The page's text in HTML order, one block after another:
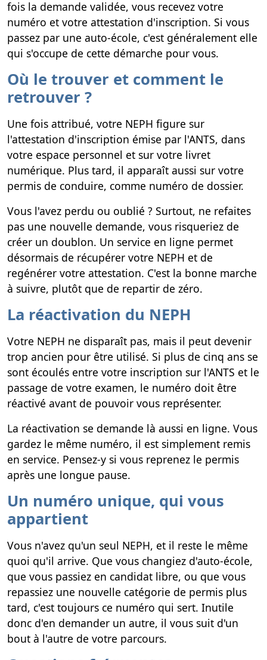
fois la demande validée, vous recevez votre
numéro et votre attestation d'inscription. Si vous
passez par une auto-école, c'est généralement elle
qui s'occupe de cette démarche pour vous.
Où le trouver et comment le
retrouver ?
Une fois attribué, votre NEPH figure sur
l'attestation d'inscription émise par l'ANTS, dans
votre espace personnel et sur votre livret
numérique. Plus tard, il apparaît aussi sur votre
permis de conduire, comme numéro de dossier.
Vous l'avez perdu ou oublié ? Surtout, ne refaites
pas une nouvelle demande, vous risqueriez de
créer un doublon. Un service en ligne permet
désormais de récupérer votre NEPH et de
regénérer votre attestation. C'est la bonne marche
à suivre, plutôt que de repartir de zéro.
La réactivation du NEPH
Votre NEPH ne disparaît pas, mais il peut devenir
trop ancien pour être utilisé. Si plus de cinq ans se
sont écoulés entre votre inscription sur l'ANTS et le
passage de votre examen, le numéro doit être
réactivé avant de pouvoir vous représenter.
La réactivation se demande là aussi en ligne. Vous
gardez le même numéro, il est simplement remis
en service. Pensez-y si vous reprenez le permis
après une longue pause.
Un numéro unique, qui vous
appartient
Vous n'avez qu'un seul NEPH, et il reste le même
quoi qu'il arrive. Que vous changiez d'auto-école,
que vous passiez en candidat libre, ou que vous
repassiez une nouvelle catégorie de permis plus
tard, c'est toujours ce numéro qui sert. Inutile
donc d'en demander un autre, il vous suit d'un
bout à l'autre de votre parcours.